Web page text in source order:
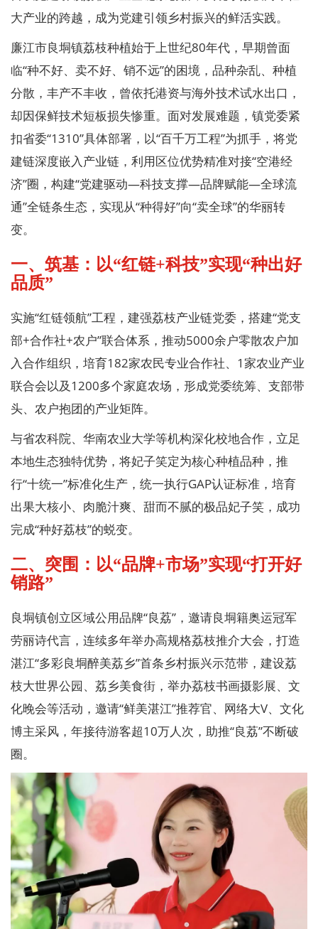
大产业的跨越，成为党建引领乡村振兴的鲜活实践。
廉江市良垌镇荔枝种植始于上世纪80年代，早期曾面
临“种不好、卖不好、销不远”的困境，品种杂乱、种植
分散，丰产不丰收，曾依托港资与海外技术试水出口，
却因保鲜技术短板损失惨重。面对发展难题，镇党委紧
扣省委“1310”具体部署，以“百千万工程”为抓手，将党
建链深度嵌入产业链，利用区位优势精准对接“空港经
济”圈，构建“党建驱动—科技支撑—品牌赋能—全球流
通”全链条生态，实现从“种得好”向“卖全球”的华丽转
变。
一、筑基：以“红链+科技”实现“种出好
品质”
实施“红链领航”工程，建强荔枝产业链党委，搭建“党支
部+合作社+农户”联合体系，推动5000余户零散农户加
入合作组织，培育182家农民专业合作社、1家农业产业
联合会以及1200多个家庭农场，形成党委统筹、支部带
头、农户抱团的产业矩阵。
与省农科院、华南农业大学等机构深化校地合作，立足
本地生态独特优势，将妃子笑定为核心种植品种，推
行“十统一”标准化生产，统一执行GAP认证标准，培育
出果大核小、肉脆汁爽、甜而不腻的极品妃子笑，成功
完成“种好荔枝”的蜕变。
二、突围：以“品牌+市场”实现“打开好
销路”
良垌镇创立区域公用品牌“良荔”，邀请良垌籍奥运冠军
劳丽诗代言，连续多年举办高规格荔枝推介大会，打造
湛江“多彩良垌醉美荔乡”首条乡村振兴示范带，建设荔
枝大世界公园、荔乡美食街，举办荔枝书画摄影展、文
化晚会等活动，邀请“鲜美湛江”推荐官、网络大V、文化
博主采风，年接待游客超10万人次，助推“良荔”不断破
圈。